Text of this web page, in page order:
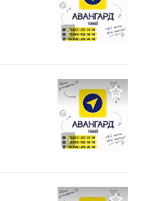
2
3